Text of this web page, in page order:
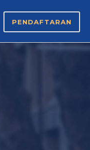
PENDAFTARAN